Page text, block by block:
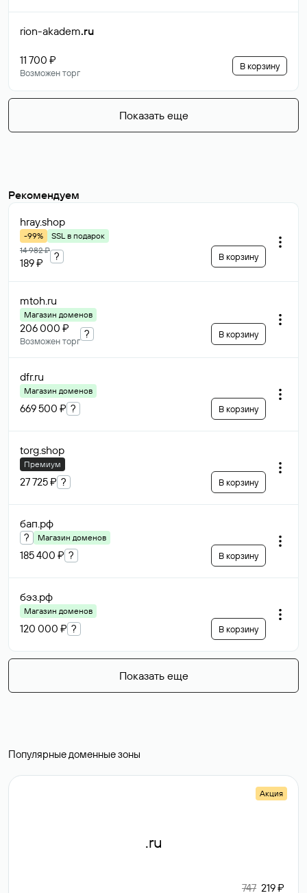
rion-akadem.ru
11 700 ₽
Возможен торг
В корзину
Показать еще
Рекомендуем
hray.shop
-99%
SSL в подарок
14 982 ₽
189 ₽
? В корзину
mtoh.ru
Магазин доменов
206 000 ₽
Возможен торг
? В корзину
dfr.ru
Магазин доменов
669 500 ₽ ? В корзину
torg.shop
Премиум
27 725 ₽ ? В корзину
бап.рф
? Магазин доменов
185 400 ₽ ? В корзину
бэз.рф
Магазин доменов
120 000 ₽ ? В корзину
Показать еще
Популярные доменные зоны
Акция
.ru
747 219 ₽